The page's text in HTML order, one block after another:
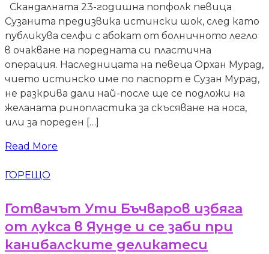
Скандалната 23-годишна попфолк певица
Сузанита предизвика истински шок, след като
публикува селфи с абокат от болничното легло
в очакване на поредната си пластична
операция. Наследницата на певеца Орхан Мурад,
чието истинско име по паспорт е Сузан Мурад,
не разкрива дали най-после ще се подложи на
желаната ринопластика за скъсяване на носа,
или за пореден […]
Read More
ГОРЕЩО
Готвачът Ути Бъчваров избяга
от лукса в Яунде и се заби при
канибалските деликатеси